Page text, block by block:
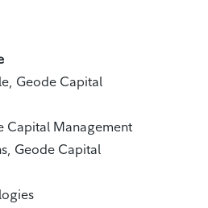
Geode Capital
Capital Management
Geode Capital